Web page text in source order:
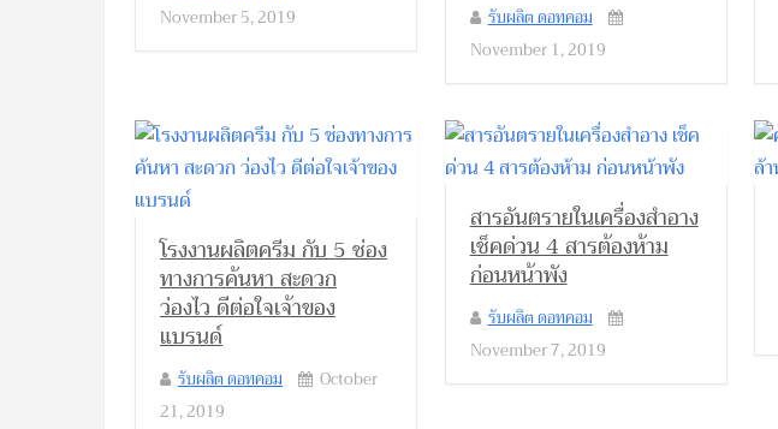
November 5, 2019
รับผลิต ดอทคอม
November 1, 2019
โรงงานผลิตครีม กับ 5 ช่อง
ทางการค้นหา สะดวก
ว่องไว ดีต่อใจเจ้าของ
แบรนด์
รับผลิต ดอทคอม
October
21, 2019
สารอันตรายในเครื่องสำอาง
เช็คด่วน 4 สารต้องห้าม
ก่อนหน้าพัง
รับผลิต ดอทคอม
November 7, 2019